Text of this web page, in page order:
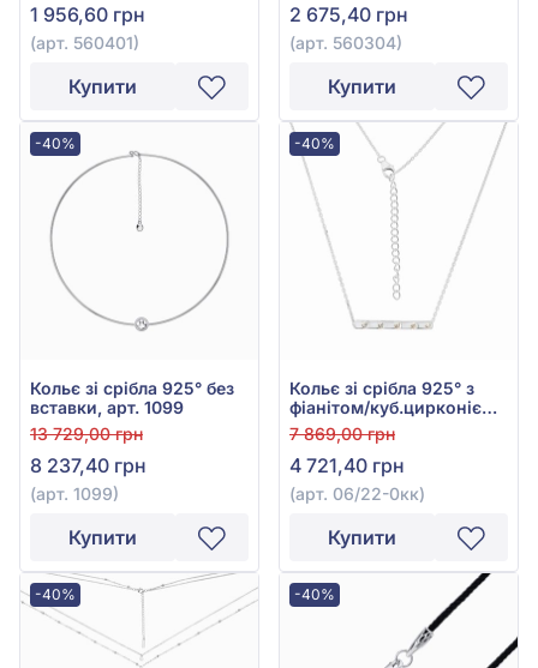
1 956,60 грн
(арт. 560401)
Купити
2 675,40 грн
(арт. 560304)
Купити
-40%
Кольє зі срібла 925° без
вставки, арт. 1099
13 729,00 грн
8 237,40 грн
(арт. 1099)
Купити
-40%
Кольє зі срібла 925° з
фіанітом/куб.цирконієм,
арт. 06/22-0кк
7 869,00 грн
4 721,40 грн
(арт. 06/22-0кк)
Купити
-40% -40%